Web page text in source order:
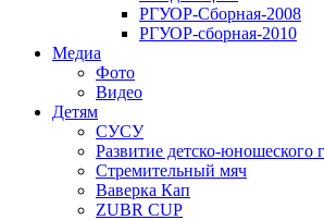
РГУОР-Сборная-2008
РГУОР-сборная-2010
Медиа
Фото
Видео
Детям
СУСУ
Развитие детско-юношеского
Стремительный мяч
Ваверка Кап
ZUBR CUP